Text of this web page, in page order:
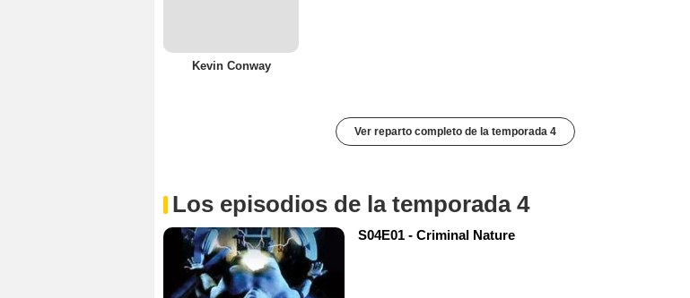
Kevin Conway
Ver reparto completo de la temporada 4
Los episodios de la temporada 4
S04E01 - Criminal Nature